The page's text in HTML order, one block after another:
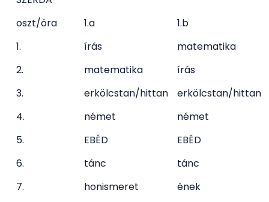
oszt/óra
1.a
1.b
1.
írás
matematika
2.
matematika
írás
3.
erkölcstan/hittan
erkölcstan/hittan
4.
német
német
5.
EBÉD
EBÉD
6.
tánc
tánc
7.
honismeret
ének